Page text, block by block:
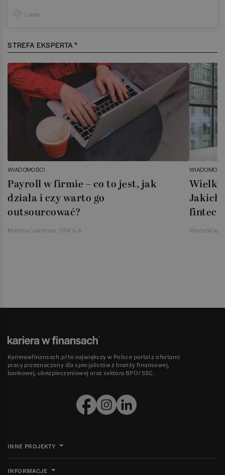
Lublin
STREFA EKSPERTA
WIADOMOŚCI
Payroll w firmie – co to jest, jak
działa i czy warto go
outsourcować?
Materiał partnera, HRK S.A.
Jakich
Marta
Karierawfinansach.pl to największy w Polsce portal z ofertami
pracy przeznaczony dla specjalistów z branży finansowej,
bankowej, ubezpieczeniowej oraz sektora BPO/SSC.
INNE PROJEKTY
INFORMACJE